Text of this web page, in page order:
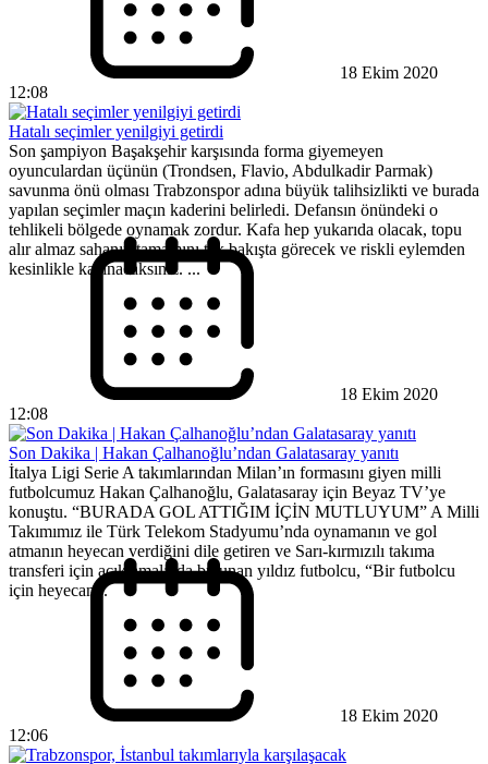
18 Ekim 2020
12:08
Hatalı seçimler yenilgiyi getirdi
Son şampiyon Başakşehir karşısında forma giyemeyen
oyunculardan üçünün (Trondsen, Flavio, Abdulkadir Parmak)
savunma önü olması Trabzonspor adına büyük talihsizlikti ve burada
yapılan seçimler maçın kaderini belirledi. Defansın önündeki o
tehlikeli bölgede oynamak zordur. Kafa hep yukarıda olacak, topu
alır almaz sahanın tamamını tek bakışta görecek ve riskli eylemden
kesinlikle kaçınacaksınız. ...
18 Ekim 2020
12:08
Son Dakika | Hakan Çalhanoğlu’ndan Galatasaray yanıtı
İtalya Ligi Serie A takımlarından Milan’ın formasını giyen milli
futbolcumuz Hakan Çalhanoğlu, Galatasaray için Beyaz TV’ye
konuştu. “BURADA GOL ATTIĞIM İÇİN MUTLUYUM” A Milli
Takımımız ile Türk Telekom Stadyumu’nda oynamanın ve gol
atmanın heyecan verdiğini dile getiren ve Sarı-kırmızılı takıma
transferi için açıklamalarda bulunan yıldız futbolcu, “Bir futbolcu
için heyecan...
18 Ekim 2020
12:06